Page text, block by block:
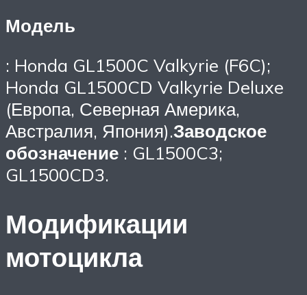
Модель
: Honda GL1500C Valkyrie (F6C);
Honda GL1500CD Valkyrie Deluxe
(Европа, Северная Америка,
Австралия, Япония).Заводское
обозначение : GL1500C3;
GL1500CD3.
Модификации
мотоцикла